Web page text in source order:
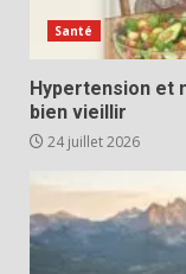
Santé
Hypertension et
bien vieillir
24 juillet 2026